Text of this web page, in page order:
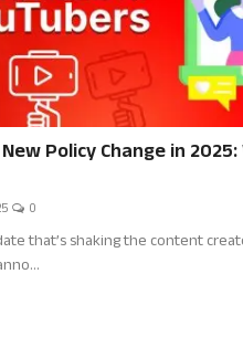
New Policy Change in
0
that’s shaking the content